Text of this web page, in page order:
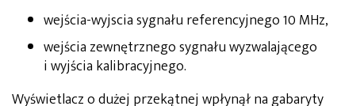
wejścia-wyjscia sygnału referencyjnego 10 MHz,
wejścia zewnętrznego sygnału wyzwalającego
i wyjścia kalibracyjnego.
Wyświetlacz o dużej przekątnej wpłynął na gabaryty